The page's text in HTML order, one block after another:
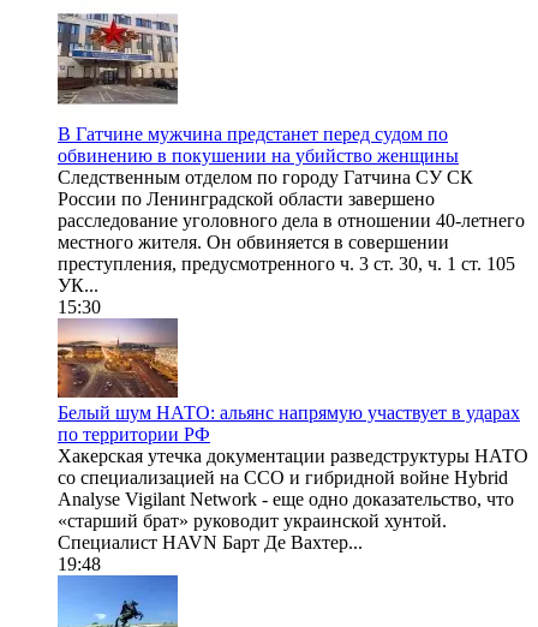
В Гатчине мужчина предстанет перед судом по
обвинению в покушении на убийство женщины
Следственным отделом по городу Гатчина СУ СК
России по Ленинградской области завершено
расследование уголовного дела в отношении 40-летнего
местного жителя. Он обвиняется в совершении
преступления, предусмотренного ч. 3 ст. 30, ч. 1 ст. 105
УК...
15:30
Белый шум НАТО: альянс напрямую участвует в ударах
по территории РФ
Хакерская утечка документации разведструктуры НАТО
со специализацией на ССО и гибридной войне Hybrid
Analyse Vigilant Network - еще одно доказательство, что
«старший брат» руководит украинской хунтой.
Специалист HAVN Барт Де Вахтер...
19:48